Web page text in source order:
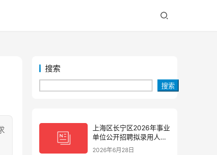
搜索
搜索
上海区长宁区2026年事业
单位公开招聘拟录用人员
公示(第三批)
2026年6月28日